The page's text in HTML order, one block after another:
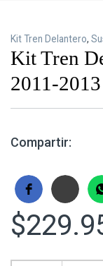
Kit Tren Delantero,
Kit Tren
2011-2013
Compartir:
$